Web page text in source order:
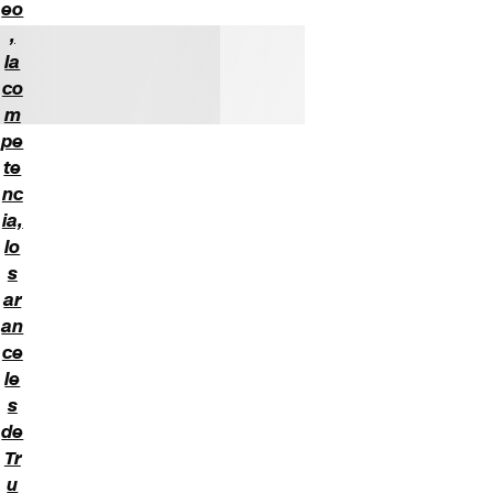
eo
,
la
co
m
pe
te
nc
ia,
lo
s
ar
an
ce
le
s
de
Tr
u